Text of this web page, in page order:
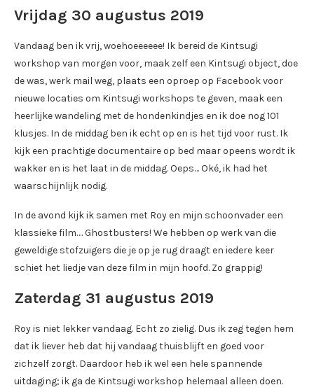
Vrijdag 30 augustus 2019
Vandaag ben ik vrij, woehoeeeeee! Ik bereid de Kintsugi
workshop van morgen voor, maak zelf een Kintsugi object, doe
de was, werk mail weg, plaats een oproep op Facebook voor
nieuwe locaties om Kintsugi workshops te geven, maak een
heerlijke wandeling met de hondenkindjes en ik doe nog 101
klusjes. In de middag ben ik echt op en is het tijd voor rust. Ik
kijk een prachtige documentaire op bed maar opeens wordt ik
wakker en is het laat in de middag. Oeps… Oké, ik had het
waarschijnlijk nodig.
In de avond kijk ik samen met Roy en mijn schoonvader een
klassieke film…. Ghostbusters! We hebben op werk van die
geweldige stofzuigers die je op je rug draagt en iedere keer
schiet het liedje van deze film in mijn hoofd. Zo grappig!
Zaterdag 31 augustus 2019
Roy is niet lekker vandaag. Echt zo zielig. Dus ik zeg tegen hem
dat ik liever heb dat hij vandaag thuisblijft en goed voor
zichzelf zorgt. Daardoor heb ik wel een hele spannende
uitdaging; ik ga de Kintsugi workshop helemaal alleen doen.